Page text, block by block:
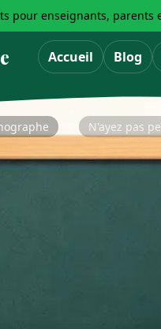
pour enseignants, parents
Accueil Blog
N'ayez pas